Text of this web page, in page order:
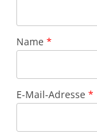
Name *
E-Mail-Adresse *